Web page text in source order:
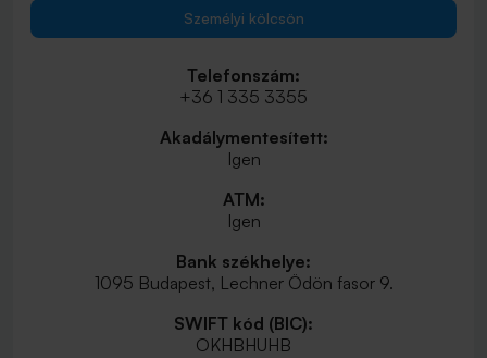
Személyi kölcsön
Telefonszám:
+36 1 335 3355
Akadálymentesített:
Igen
ATM:
Igen
Bank székhelye:
1095 Budapest, Lechner Ödön fasor 9.
SWIFT kód (BIC):
OKHBHUHB